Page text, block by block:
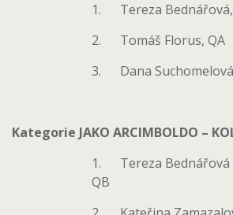
1. Tereza Bednářová,
2. Tomáš Florus, QA
3. Dana
Kategorie JAKO ARCIMBOLDO –
1. Tereza Bednářová
QB